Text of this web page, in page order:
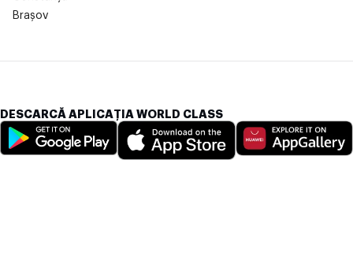
Brașov
DESCARCĂ APLICAȚIA WORLD CLASS